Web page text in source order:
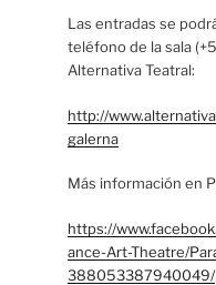
Las entradas se
teléfono de la sala
Alternativa Teatral:
http://
galerna
Más información en
https://
ance-Art-Theatre/
388053387940049/